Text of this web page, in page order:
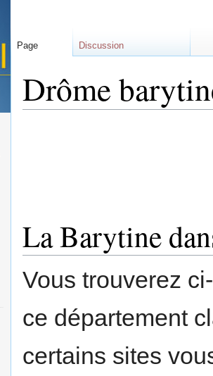
Drôme
La Barytine
Vous trouverez
ce département
certains sites
Page Discussion